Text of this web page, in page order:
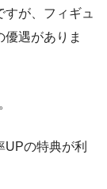
すが、フィギュ
遇がありま
の特典が利